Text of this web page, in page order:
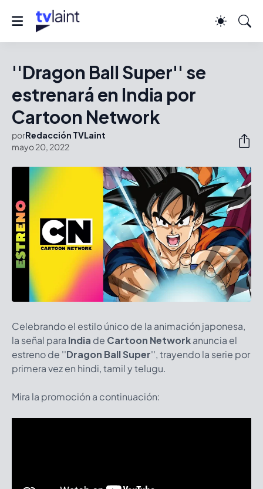
''Dragon Ball Super'' se
estrenará en India por
Cartoon Network
porRedacción TVLaint
mayo 20, 2022
Celebrando el estilo único de la animación japonesa,
la señal para India de Cartoon Networkanuncia el
estreno de ''Dragon Ball Super'', trayendo la serie por
primera vez en hindi, tamil y telugu.
Mira la promoción a continuación: